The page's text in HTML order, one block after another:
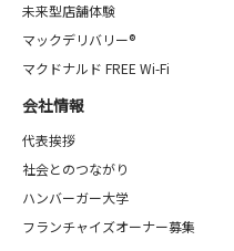
未来型店舗体験
マックデリバリー®
マクドナルド FREE Wi-Fi
会社情報
代表挨拶
社会とのつながり
ハンバーガー大学
フランチャイズオーナー募集